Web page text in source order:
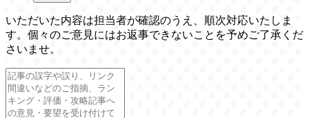
いただいた内容は担当者が確認のうえ、順次対応いたしま
す。個々のご意見にはお返事できないことを予めご了承くだ
さいませ。